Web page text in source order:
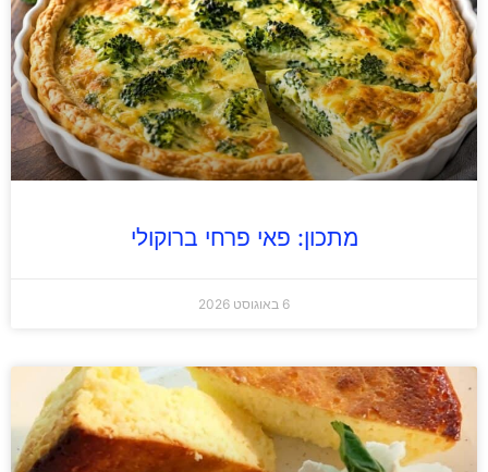
מתכון: פאי פרחי ברוקולי
6 באוגוסט 2026